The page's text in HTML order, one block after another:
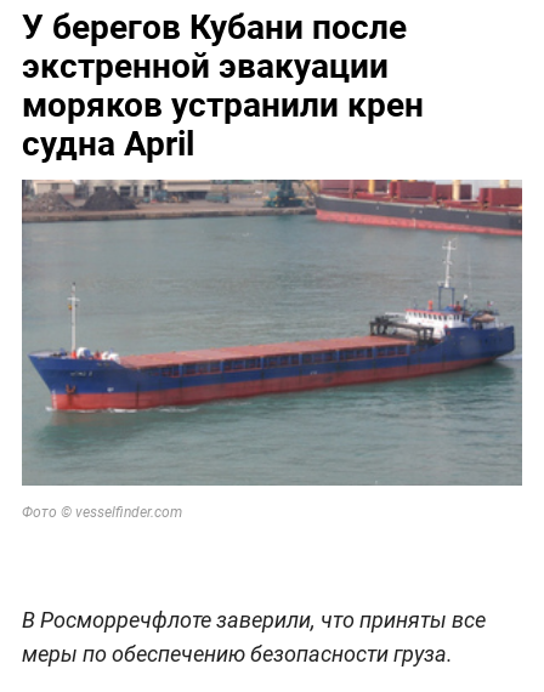
У берегов Кубани после
экстренной эвакуации
моряков устранили крен
судна April
Фото © vesselfinder.com
В Росморречфлоте заверили, что приняты все
меры по обеспечению безопасности груза.